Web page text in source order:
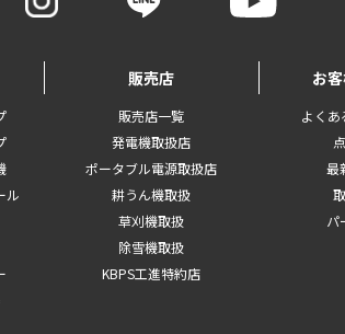
ル
販売店
販売店一覧
発電機取扱店
ポータブル電源取扱店
耕うん機取扱
草刈機取扱
除雪機取扱
KBPS工進特約店
お
よくあ
最
パ